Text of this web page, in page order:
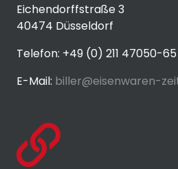
Eichendorffstraße 3
40474 Düsseldorf
Telefon: +49 (0) 211 47050-65
E-Mail: biller@eisenwaren-